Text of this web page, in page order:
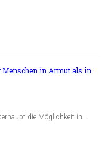
Menschen in Armut als in
die Möglichkeit in …